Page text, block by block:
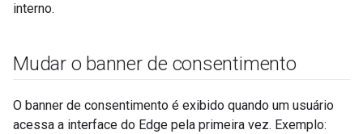
interno.
Mudar o banner de consentimento
O banner de consentimento é exibido quando um usuário
acessa a interface do Edge pela primeira vez. Exemplo: